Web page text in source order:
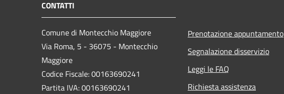
CONTATTI
Comune di Montecchio Maggiore
Via Roma, 5 - 36075 - Montecchio
Maggiore
Codice Fiscale: 00163690241
Partita IVA: 00163690241
Prenotazione appuntamento
Segnalazione disservizio
Leggi le FAQ
Richiesta assistenza